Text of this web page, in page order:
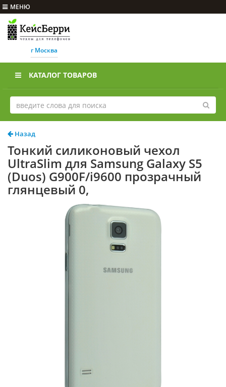
МЕНЮ
г Москва
КАТАЛОГ ТОВАРОВ
Назад
Тонкий силиконовый чехол
UltraSlim для Samsung Galaxy S5
(Duos) G900F/i9600 прозрачный
глянцевый 0,